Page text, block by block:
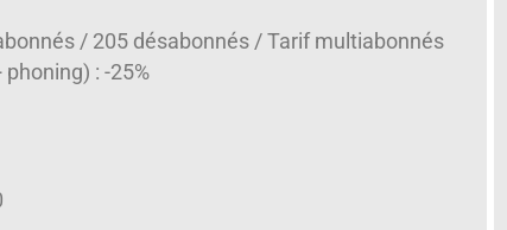
/ 205 désabonnés / Tarif multiabonnés
: -25%